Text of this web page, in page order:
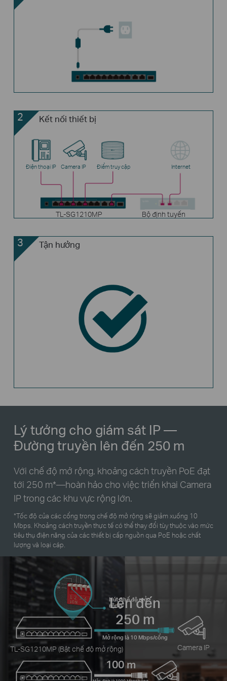
2 Kết nối thiết bị
Internet
Điện thoại IP Camera IP Điểm truy cập
Bộ định tuyến
TL-SG1210MP
3 Tận hưởng
Lý tưởng cho giám sát IP —
Đường truyền lên đến 250 m
Với chế độ mở rộng, khoảng cách truyền PoE đạt
tới 250 m*—hoàn hảo cho việc triển khai Camera
IP trong các khu vực rộng lớn.
*Tốc độ của các cổng trong chế độ mở rộng sẽ giảm xuống 10
Mbps. Khoảng cách truyền thực tế có thể thay đổi tùy thuộc vào mức
tiêu thụ điện năng của các thiết bị cấp nguồn qua PoE hoặc chất
lượng và loại cáp.
Nút Chế độ mở
rộng
TL-SG1210MP (Bật chế độ mở rộng)
Lên đến
250 m
Mở rộng là 10 Mbps/cổng
100 m
Camera IP